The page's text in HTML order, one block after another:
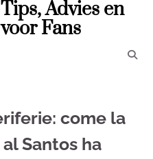
Advies en
Fans
come la
Santos ha